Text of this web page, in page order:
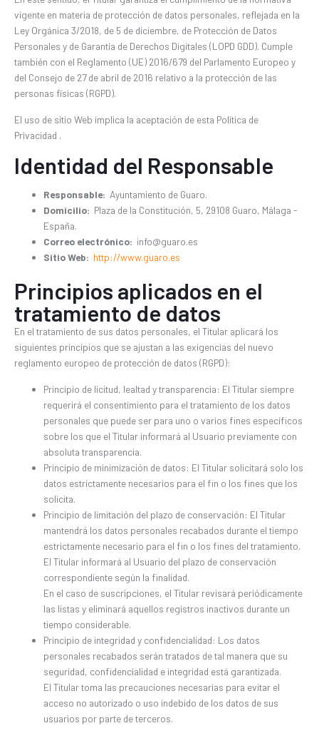
vigente en materia de protección de datos personales, reflejada en la
Ley Orgánica 3/2018, de 5 de diciembre, de Protección de Datos
Personales y de Garantía de Derechos Digitales (LOPD GDD). Cumple
también con el Reglamento (UE) 2016/679 del Parlamento Europeo y
del Consejo de 27 de abril de 2016 relativo a la protección de las
personas físicas (RGPD).
El uso de sitio Web implica la aceptación de esta Política de
Privacidad .
Identidad del Responsable
Responsable: Ayuntamiento de Guaro.
Domicilio: Plaza de la Constitución, 5, 29108 Guaro, Málaga -
España.
Correo electrónico: info@guaro.es
Sitio Web: http://www.guaro.es
Principios aplicados en el
tratamiento de datos
En el tratamiento de sus datos personales, el Titular aplicará los
siguientes principios que se ajustan a las exigencias del nuevo
reglamento europeo de protección de datos (RGPD):
Principio de licitud, lealtad y transparencia: El Titular siempre
requerirá el consentimiento para el tratamiento de los datos
personales que puede ser para uno o varios fines específicos
sobre los que el Titular informará al Usuario previamente con
absoluta transparencia.
Principio de minimización de datos: El Titular solicitará solo los
datos estrictamente necesarios para el fin o los fines que los
solicita.
Principio de limitación del plazo de conservación: El Titular
mantendrá los datos personales recabados durante el tiempo
estrictamente necesario para el fin o los fines del tratamiento.
El Titular informará al Usuario del plazo de conservación
correspondiente según la finalidad.
En el caso de suscripciones, el Titular revisará periódicamente
las listas y eliminará aquellos registros inactivos durante un
tiempo considerable.
Principio de integridad y confidencialidad: Los datos
personales recabados serán tratados de tal manera que su
seguridad, confidencialidad e integridad está garantizada.
El Titular toma las precauciones necesarias para evitar el
acceso no autorizado o uso indebido de los datos de sus
usuarios por parte de terceros.